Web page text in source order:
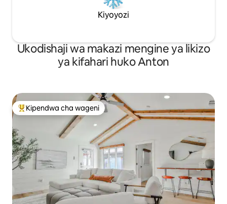
Kiyoyozi
Ukodishaji wa makazi mengine ya likizo
ya kifahari huko Anton
Kipendwa maarufu cha wageni
Kipendwa cha wageni